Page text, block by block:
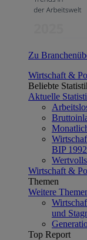
Zu
Wirtschaft &
Beliebte
Aktuelle
BIP
Wirtschaft &
Themen
Weitere
und
Top Report